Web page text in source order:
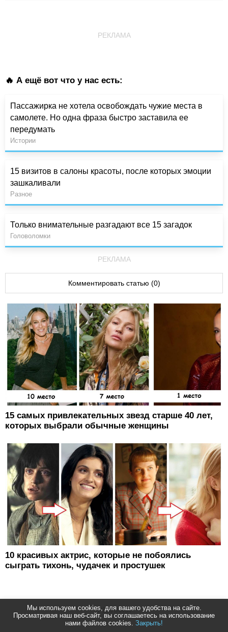
Мы используем cookies, для вашего удобства на сайте.
Просматривая наш веб-сайт, вы соглашаетесь на использование
нами файлов cookies. Закрыть!
РЕКЛАМА
🔥 А ещё вот что у нас есть:
Пассажирка не хотела освобождать чужие места в
самолете. Но одна фраза быстро заставила ее
передумать
Истории
15 визитов в салоны красоты, после которых эмоции
зашкаливали
Разное
Только внимательные разгадают все 15 загадок
Головоломки
РЕКЛАМА
Комментировать статью (0)
15 самых привлекательных звезд старше 40 лет,
которых выбрали обычные женщины
10 красивых актрис, которые не побоялись
сыграть тихонь, чудачек и простушек
РЕКЛАМА